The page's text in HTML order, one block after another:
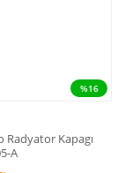
%16
Radyator Kapagı
A